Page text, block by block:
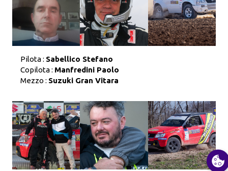
Pilota : Sabellico Stefano
Copilota : Manfredini Paolo
Mezzo : Suzuki Gran Vitara